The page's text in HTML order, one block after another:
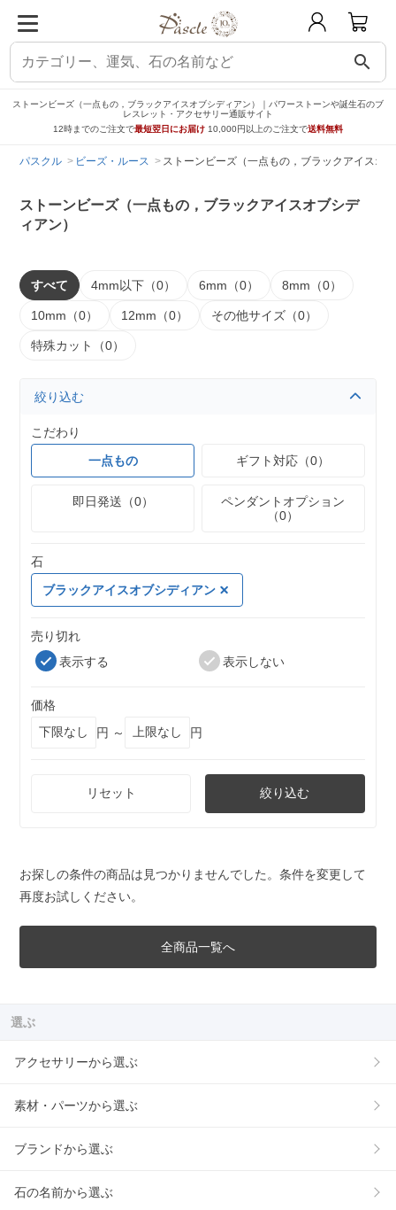
search
ストーンビーズ（一点もの，ブラックアイスオブシディアン）｜パワーストーンや誕生石のブ
レスレット・アクセサリー通販サイト
12時までのご注文で最短翌日にお届け 10,000円以上のご注文で送料無料
パスクル ビーズ・ルース ストーンビーズ（一点もの，ブラックアイスオ
ストーンビーズ（一点もの，ブラックアイスオブシデ
ィアン）
すべて 4mm以下（0） 6mm（0） 8mm（0）
10mm（0） 12mm（0） その他サイズ（0）
特殊カット（0）
絞り込む
こだわり
一点もの
ギフト対応（0）
即日発送（0）
ペンダントオプション
（0）
石
ブラックアイスオブシディアン
売り切れ
表示する
表示しない
価格
円 ～
円
リセット 絞り込む
お探しの条件の商品は見つかりませんでした。条件を変更して
再度お試しください。
全商品一覧へ
選ぶ
アクセサリーから選ぶ
素材・パーツから選ぶ
ブランドから選ぶ
石の名前から選ぶ